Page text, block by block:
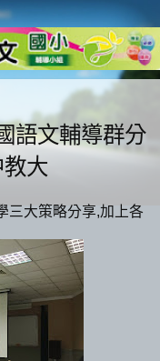
語文輔導群分
大
三大策略分享,加上各